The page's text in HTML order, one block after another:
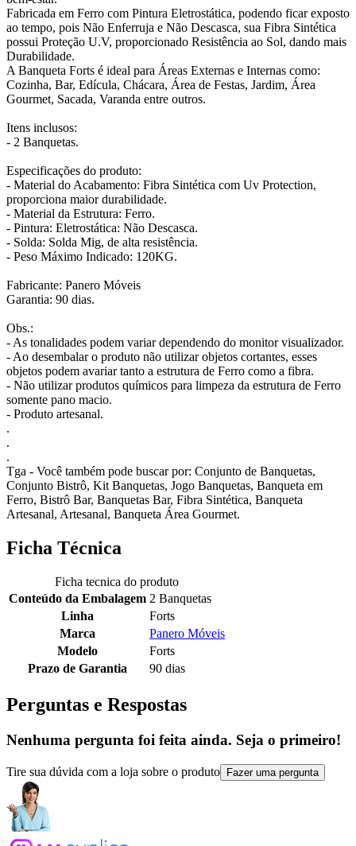
Fabricada em Ferro com Pintura Eletrostática, podendo ficar exposto
ao tempo, pois Não Enferruja e Não Descasca, sua Fibra Sintética
possui Proteção U.V, proporcionado Resistência ao Sol, dando mais
Durabilidade.
A Banqueta Forts é ideal para Áreas Externas e Internas como:
Cozinha, Bar, Edícula, Chácara, Área de Festas, Jardim, Área
Gourmet, Sacada, Varanda entre outros.
Itens inclusos:
- 2 Banquetas.
Especificações do produto:
- Material do Acabamento: Fibra Sintética com Uv Protection,
proporciona maior durabilidade.
- Material da Estrutura: Ferro.
- Pintura: Eletrostática: Não Descasca.
- Solda: Solda Mig, de alta resistência.
- Peso Máximo Indicado: 120KG.
Fabricante: Panero Móveis
Garantia: 90 dias.
Obs.:
- As tonalidades podem variar dependendo do monitor visualizador.
- Ao desembalar o produto não utilizar objetos cortantes, esses
objetos podem avariar tanto a estrutura de Ferro como a fibra.
- Não utilizar produtos químicos para limpeza da estrutura de Ferro
somente pano macio.
- Produto artesanal.
.
.
.
Tga - Você também pode buscar por: Conjunto de Banquetas,
Conjunto Bistrô, Kit Banquetas, Jogo Banquetas, Banqueta em
Ferro, Bistrô Bar, Banquetas Bar, Fibra Sintética, Banqueta
Artesanal, Artesanal, Banqueta Área Gourmet.
Ficha Técnica
Ficha tecnica do produto
Conteúdo da Embalagem 2 Banquetas
Linha
Forts
Marca
Panero Móveis
Modelo
Forts
Prazo de Garantia
90 dias
Perguntas e Respostas
Nenhuma pergunta foi feita ainda. Seja o primeiro!
Tire sua dúvida com a loja sobre o produto Fazer uma pergunta